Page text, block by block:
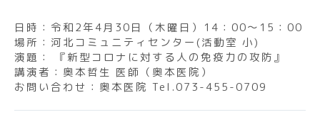
日時：令和2年4月30日（木曜日）14：00～15：00
場所：河北コミュニティセンター(活動室 小)
演題： 『新型コロナに対する人の免疫力の攻防』
講演者：奥本哲生 医師（奥本医院）
お問い合わせ：奥本医院 Tel.073-455-0709